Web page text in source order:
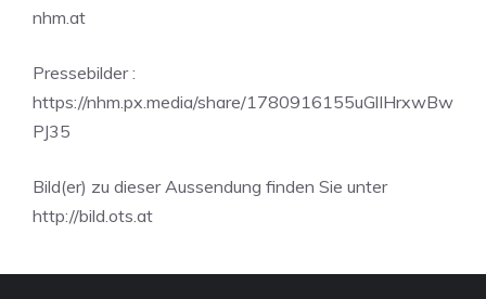
nhm.at
Pressebilder :
https://nhm.px.media/share/1780916155uGlIHrxwBw
PJ35
Bild(er) zu dieser Aussendung finden Sie unter
http://bild.ots.at